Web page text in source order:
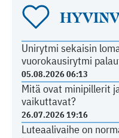
Unirytmi sekaisin
vuorokausirytmi
05.08.2026 06:13
Mitä ovat minipillerit
vaikuttavat?
26.07.2026 19:16
Luteaalivaihe on